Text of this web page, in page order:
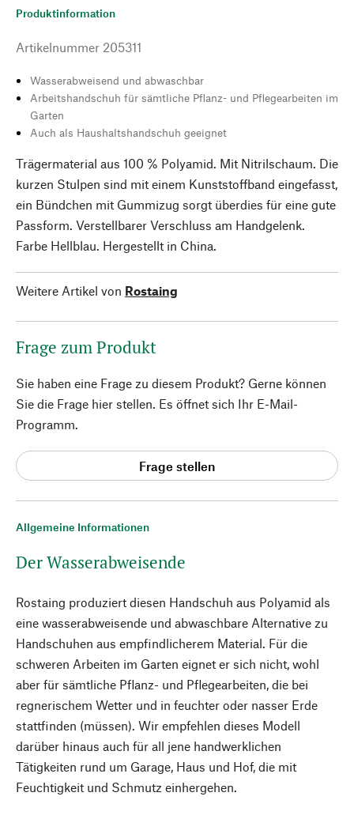
Allgemeine Informationen
Der Wasserabweisende
Rostaing produziert diesen Handschuh aus Polyamid als
eine wasserabweisende und abwaschbare Alternative zu
Handschuhen aus empfindlicherem Material. Für die
schweren Arbeiten im Garten eignet er sich nicht, wohl
aber für sämtliche Pflanz- und Pflegearbeiten, die bei
regnerischem Wetter und in feuchter oder nasser Erde
stattfinden (müssen). Wir empfehlen dieses Modell
darüber hinaus auch für all jene handwerklichen
Tätigkeiten rund um Garage, Haus und Hof, die mit
Feuchtigkeit und Schmutz einhergehen.
Produktinformation
Artikelnummer 205311
Wasserabweisend und abwaschbar
Arbeitshandschuh für sämtliche Pflanz- und Pflegearbeiten im
Garten
Auch als Haushaltshandschuh geeignet
Trägermaterial aus 100 % Polyamid. Mit Nitrilschaum. Die
kurzen Stulpen sind mit einem Kunststoffband eingefasst,
ein Bündchen mit Gummizug sorgt überdies für eine gute
Passform. Verstellbarer Verschluss am Handgelenk.
Farbe Hellblau. Hergestellt in China.
Weitere Artikel von Rostaing
Frage zum Produkt
Sie haben eine Frage zu diesem Produkt? Gerne können
Sie die Frage hier stellen. Es öffnet sich Ihr E-Mail-
Programm.
Frage stellen